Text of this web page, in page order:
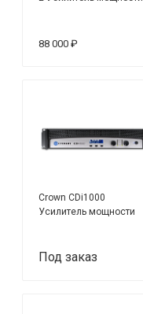
88 000 ₽
Crown CDi1000
Усилитель мощности
Под заказ